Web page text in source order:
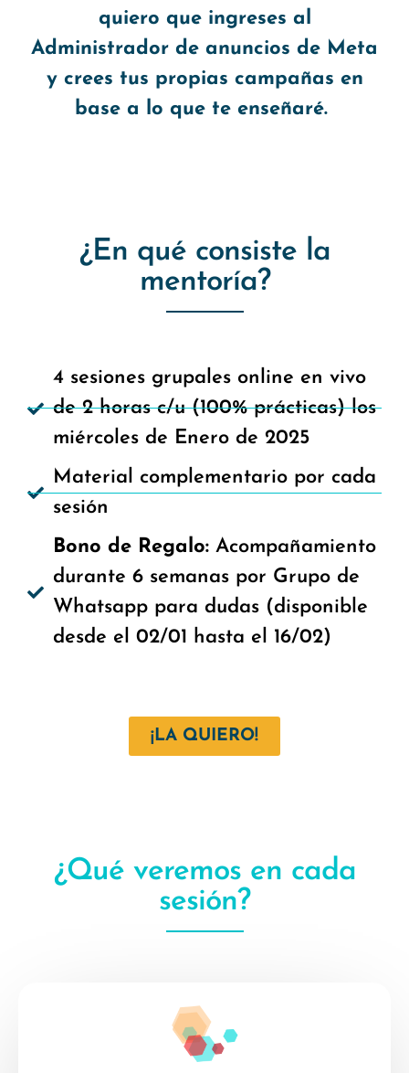
quiero que ingreses al
Administrador de anuncios de Meta
y crees tus propias campañas en
base a lo que te enseñaré.
¿En qué consiste la
mentoría?
4 sesiones grupales online en vivo
de 2 horas c/u (100% prácticas) los
miércoles de Enero de 2025
Material complementario por cada
sesión
Bono de Regalo: Acompañamiento
durante 6 semanas por Grupo de
Whatsapp para dudas (disponible
desde el 02/01 hasta el 16/02)
¡LA QUIERO!
¿Qué veremos en cada
sesión?